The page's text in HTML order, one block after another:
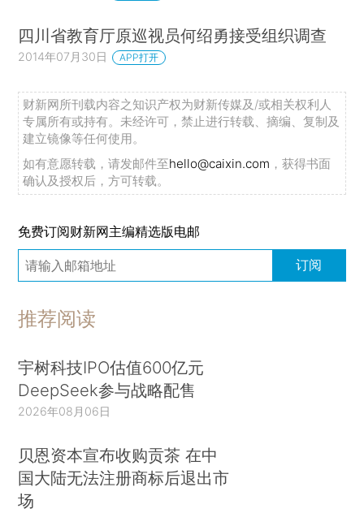
四川省教育厅原巡视员何绍勇接受组织调查
2014年07月30日 APP打开
财新网所刊载内容之知识产权为财新传媒及/或相关权利人
专属所有或持有。未经许可，禁止进行转载、摘编、复制及
建立镜像等任何使用。
如有意愿转载，请发邮件至hello@caixin.com ，获得书面
确认及授权后，方可转载。
免费订阅财新网主编精选版电邮
订阅
推荐阅读
宇树科技IPO估值600亿元
DeepSeek参与战略配售
2026年08月06日
贝恩资本宣布收购贡茶 在中
国大陆无法注册商标后退出市
场